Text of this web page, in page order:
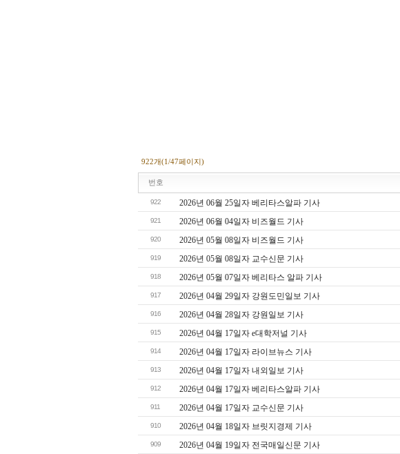
922개(1/47페이지)
번호
922 2026년 06월 25일자 베리타스알파 기사
921 2026년 06월 04일자 비즈월드 기사
920 2026년 05월 08일자 비즈월드 기사
919 2026년 05월 08일자 교수신문 기사
918 2026년 05월 07일자 베리타스 알파 기사
917 2026년 04월 29일자 강원도민일보 기사
916 2026년 04월 28일자 강원일보 기사
915 2026년 04월 17일자 e대학저널 기사
914 2026년 04월 17일자 라이브뉴스 기사
913 2026년 04월 17일자 내외일보 기사
912 2026년 04월 17일자 베리타스알파 기사
911 2026년 04월 17일자 교수신문 기사
910 2026년 04월 18일자 브릿지경제 기사
909 2026년 04월 19일자 전국매일신문 기사